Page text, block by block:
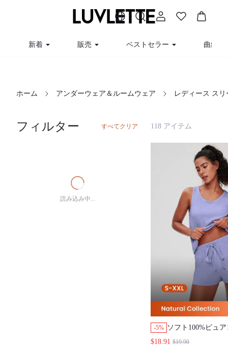
新着 販売 ベストセラー 曲線
ホーム アンダーウェア＆ルームウェア レディース ス
フィルター すべてクリア
読み込み中...
118 アイテム
-5% ソフト100%ピュ
ル ベーシック カ
$18.91 $19.90